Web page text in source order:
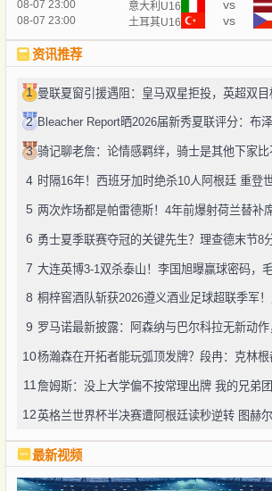
08-07 23:00
意大利U16 vs
08-07 23:00
土耳其U16 vs
资讯推荐
1
2
3 骑记聊老詹：论情感羁绊，骑士是其他下家比
4 时隔16年！西班牙加时绝杀10人阿根廷 重登
5
6
7
8
9
10
11詹姆斯：没上大学偏不按常理出牌 我的兄弟
12
最新视频